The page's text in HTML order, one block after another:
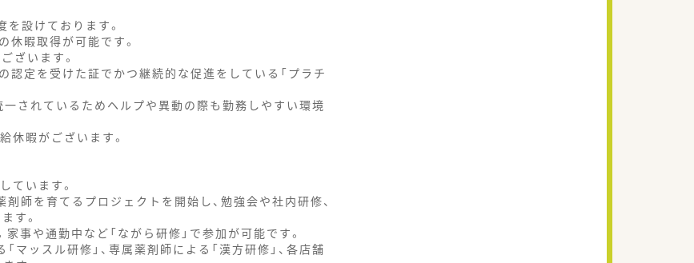
を設けております。
暇取得が可能です。
ざいます。
認定を受けた証でかつ継続的な促進をしている「プラチ
一されているためヘルプや異動の際も勤務しやすい環境
暇がございます。
ています。
師を育てるプロジェクトを開始し、勉強会や社内研修、
す。
や通勤中など「ながら研修」で参加が可能です。
ッスル研修」、専属薬剤師による「漢方研修」、各店舗